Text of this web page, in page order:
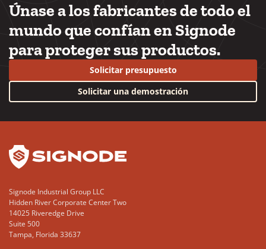
Únase a los fabricantes de todo el
mundo que confían en Signode
para proteger sus productos.
Solicitar presupuesto
Solicitar una demostración
Signode Industrial Group LLC
Hidden River Corporate Center Two
14025 Riveredge Drive
Suite 500
Tampa, Florida 33637